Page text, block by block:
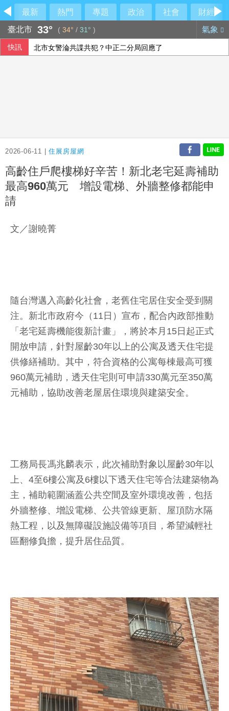
最新 熱門 專題 政治 社會
財經
臺北市 33° ( 34° / 31° ) 氣象
快訊 北市女警淪共諜共犯？中正二分局回應了
2026-06-11 |住展房屋網
高齡住戶爬樓梯好辛苦！新北老宅延壽補助
最高960萬元 增設電梯、外牆整修都能申
請
文／謝曉菁
隨台灣邁入高齡化社會，老舊住宅居住安全受到關
注。新北市政府今（11日）宣布，配合內政部推動
「老宅延壽機能復新計畫」，將於本月15日起正式
開放申請，針對屋齡30年以上的公寓及透天住宅提
供修繕補助。其中，符合資格的公寓每棟最高可獲
960萬元補助，透天住宅則可申請330萬元至350萬
元補助，協助改善老屋居住環境與建築安全。
工務局長馮兆麟表示，此次補助對象以屋齡30年以
上、4至6樓公寓及6樓以下透天住宅等合法建築物為
主，補助範圍涵蓋公共空間及室外環境改善，包括
外牆整修、增設電梯、公共管線更新、屋頂防水隔
熱工程，以及無障礙設施設備等項目，希望減輕社
區翻修負擔，提升居住品質。